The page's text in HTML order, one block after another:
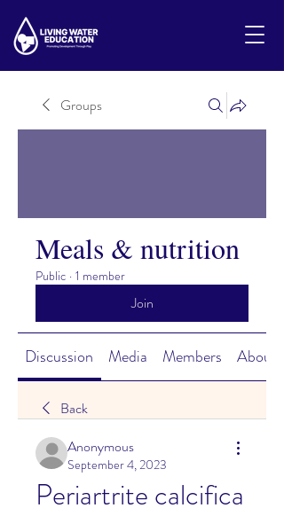
Groups
Meals & nutrition
Public · 1 member
Join
Discussion Media Members About
Back
Anonymous
September 4, 2023
Periartrite calcifica